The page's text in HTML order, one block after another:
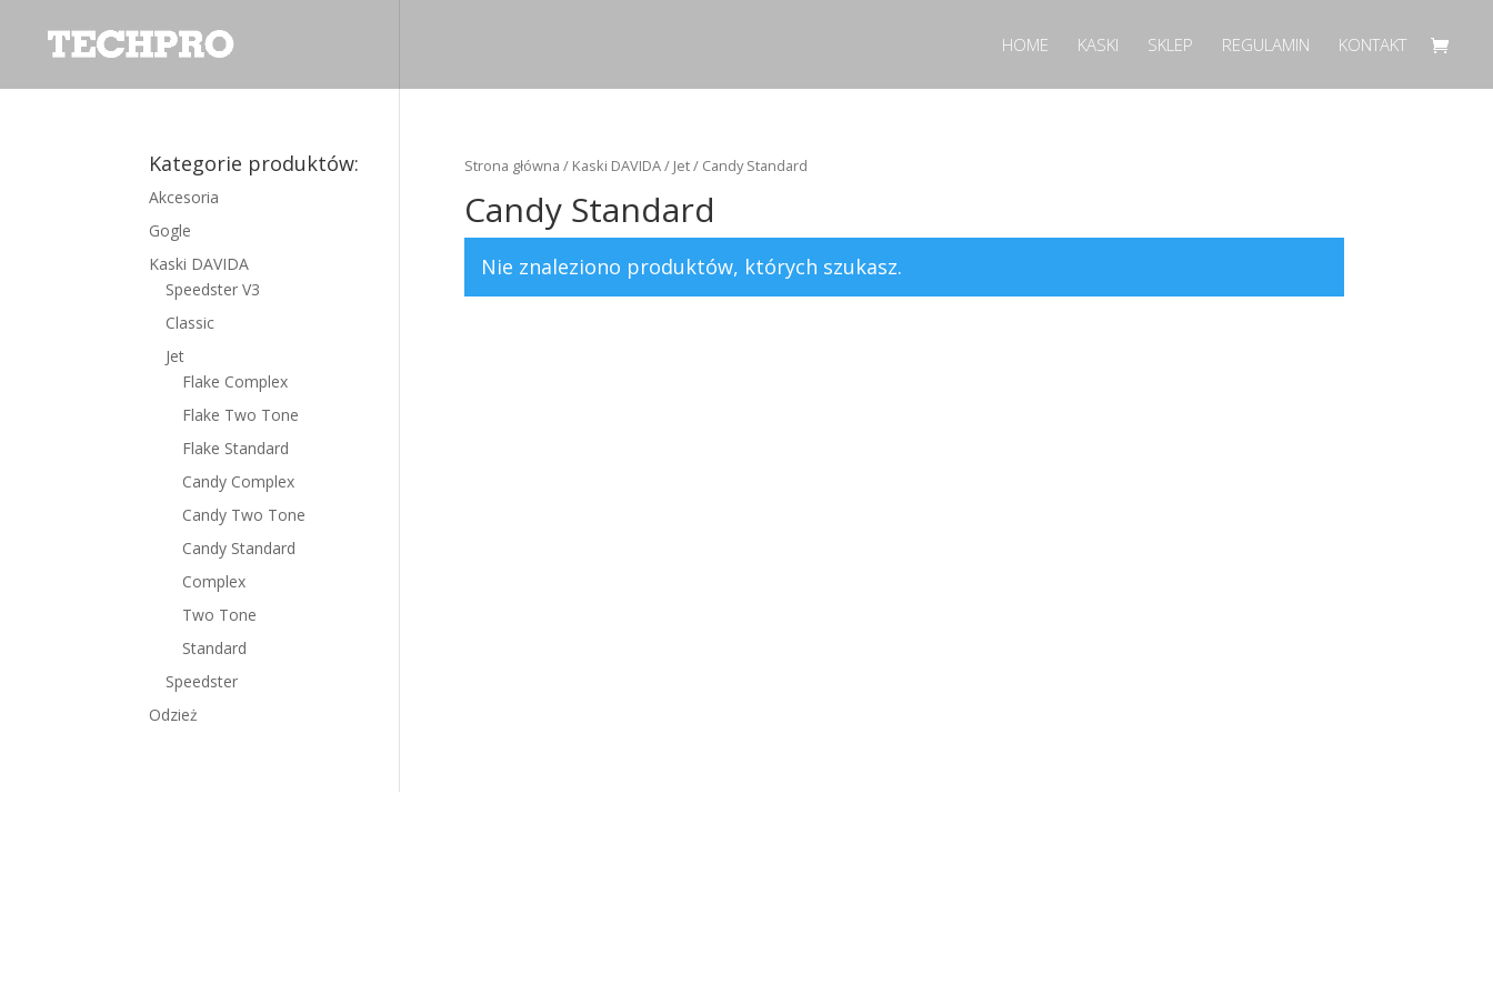
HOME KASKI SKLEP REGULAMIN KONTAKT
Strona główna / Kaski DAVIDA/ Jet/ Candy Standard
Candy Standard
Nie znaleziono produktów, których szukasz.
Kategorie produktów:
Akcesoria
Gogle
Kaski DAVIDA
Speedster V3
Classic
Jet
Flake Complex
Flake Two Tone
Flake Standard
Candy Complex
Candy Two Tone
Candy Standard
Complex
Two Tone
Standard
Speedster
Odzież